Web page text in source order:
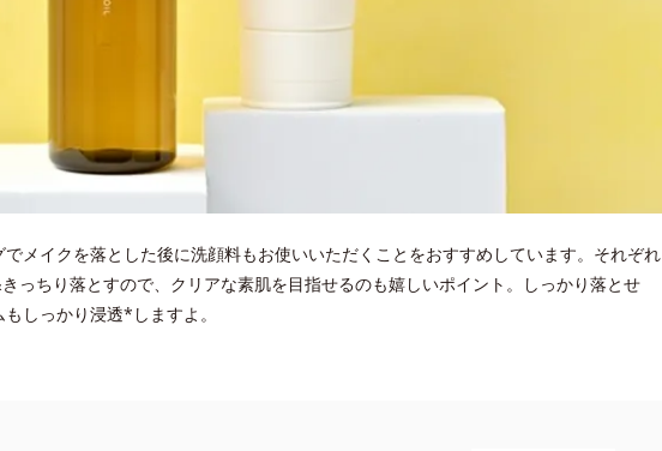
メイクを落とした後に洗顔料もお使いいただくことをおすすめしています。それぞれ
っちり落とすので、クリアな素肌を目指せるのも嬉しいポイント。しっかり落とせ
しっかり浸透*しますよ。